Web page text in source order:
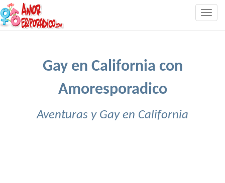
Gay en California con
Amoresporadico
Aventuras y Gay en California